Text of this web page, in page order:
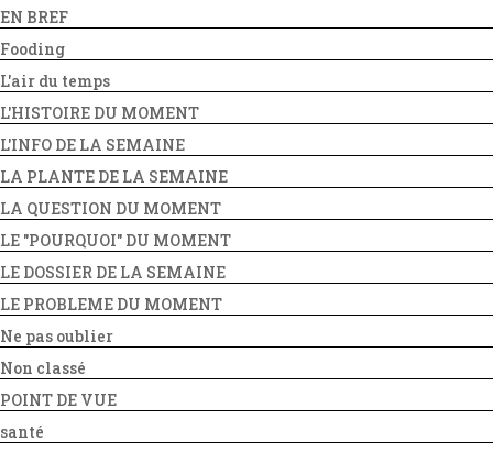
EN BREF
Fooding
L'air du temps
L'HISTOIRE DU MOMENT
L'INFO DE LA SEMAINE
LA PLANTE DE LA SEMAINE
LA QUESTION DU MOMENT
LE "POURQUOI" DU MOMENT
LE DOSSIER DE LA SEMAINE
LE PROBLEME DU MOMENT
Ne pas oublier
Non classé
POINT DE VUE
santé